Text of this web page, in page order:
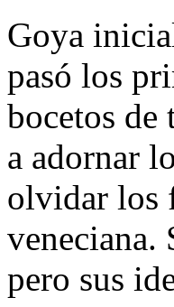
Goya
pasó los
bocetos de
a adornar
olvidar los
veneciana.
pero sus